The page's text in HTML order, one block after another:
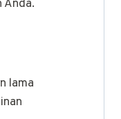
Anda.
lama